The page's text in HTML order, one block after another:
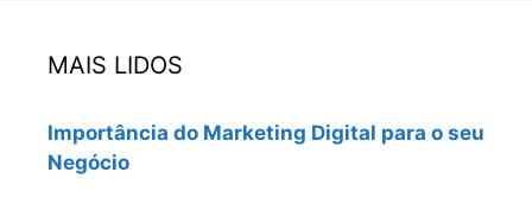
MAIS LIDOS
Importância do Marketing Digital para o seu
Negócio